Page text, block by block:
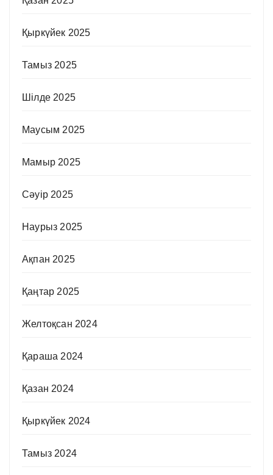
Қыркүйек 2025
Тамыз 2025
Шілде 2025
Маусым 2025
Мамыр 2025
Сәуір 2025
Наурыз 2025
Ақпан 2025
Қаңтар 2025
Желтоқсан 2024
Қараша 2024
Қазан 2024
Қыркүйек 2024
Тамыз 2024